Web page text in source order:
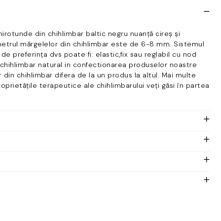
din chihlimbar baltic negru nuanță cireș și
mărgelelor din chihlimbar este de 6-8 mm. Sistemul
preferința dvs poate fi: elastic,fix sau reglabil cu nod
natural in confectionarea produselor noastre
chihlimbar difera de la un produs la altul. Mai multe
terapeutice ale chihlimbarului veți găsi în partea